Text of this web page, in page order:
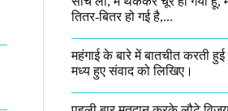
तितर-बितर हो गई है,...
महंगाई के बारे में बातचीत करती हुई
मध्य हुए संवाद को लिखिए।